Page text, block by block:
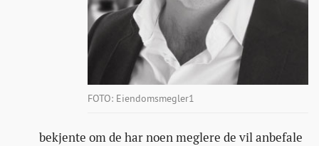
FOTO: Eiendomsmegler1
bekjente om de har noen meglere de vil anbefale